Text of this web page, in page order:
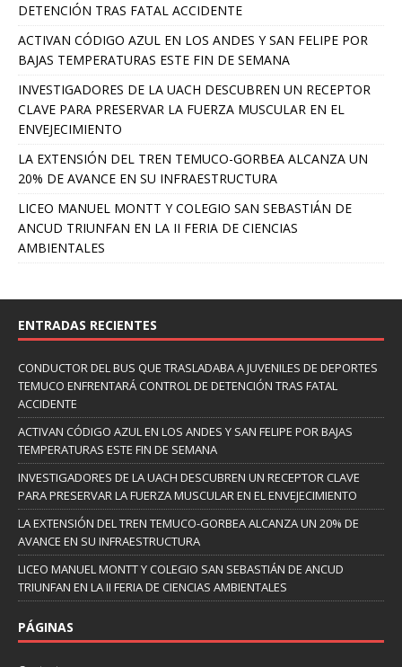
DETENCIÓN TRAS FATAL ACCIDENTE
ACTIVAN CÓDIGO AZUL EN LOS ANDES Y SAN FELIPE POR
BAJAS TEMPERATURAS ESTE FIN DE SEMANA
INVESTIGADORES DE LA UACH DESCUBREN UN RECEPTOR
CLAVE PARA PRESERVAR LA FUERZA MUSCULAR EN EL
ENVEJECIMIENTO
LA EXTENSIÓN DEL TREN TEMUCO-GORBEA ALCANZA UN
20% DE AVANCE EN SU INFRAESTRUCTURA
LICEO MANUEL MONTT Y COLEGIO SAN SEBASTIÁN DE
ANCUD TRIUNFAN EN LA II FERIA DE CIENCIAS
AMBIENTALES
ENTRADAS RECIENTES
CONDUCTOR DEL BUS QUE TRASLADABA A JUVENILES DE DEPORTES
TEMUCO ENFRENTARÁ CONTROL DE DETENCIÓN TRAS FATAL
ACCIDENTE
ACTIVAN CÓDIGO AZUL EN LOS ANDES Y SAN FELIPE POR BAJAS
TEMPERATURAS ESTE FIN DE SEMANA
INVESTIGADORES DE LA UACH DESCUBREN UN RECEPTOR CLAVE
PARA PRESERVAR LA FUERZA MUSCULAR EN EL ENVEJECIMIENTO
LA EXTENSIÓN DEL TREN TEMUCO-GORBEA ALCANZA UN 20% DE
AVANCE EN SU INFRAESTRUCTURA
LICEO MANUEL MONTT Y COLEGIO SAN SEBASTIÁN DE ANCUD
TRIUNFAN EN LA II FERIA DE CIENCIAS AMBIENTALES
PÁGINAS